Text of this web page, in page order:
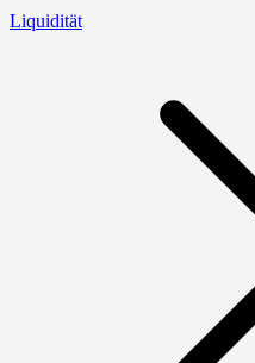
Liquidität